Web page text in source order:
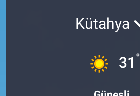
Kütahya
31 °